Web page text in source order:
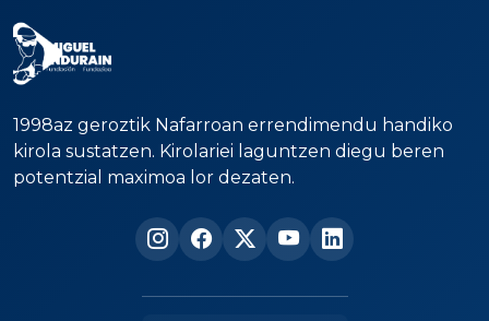
1998az geroztik Nafarroan errendimendu handiko
kirola sustatzen. Kirolariei laguntzen diegu beren
potentzial maximoa lor dezaten.